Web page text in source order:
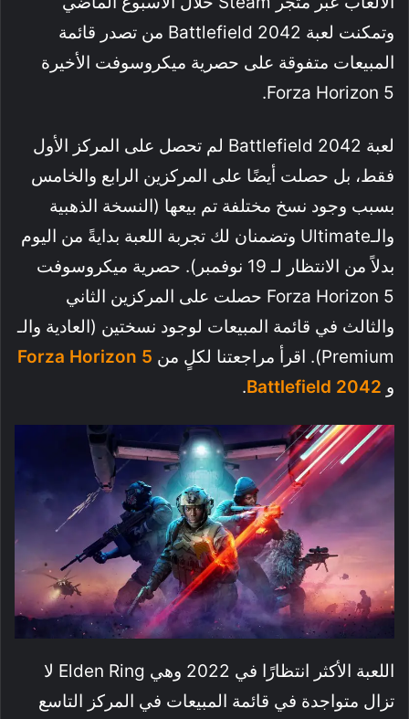
وتمكنت لعبة Battlefield 2042 من تصدر قائمة
المبيعات متفوقة على حصرية ميكروسوفت الأخيرة
Forza Horizon 5.
لعبة Battlefield 2042 لم تحصل على المركز الأول
فقط، بل حصلت أيضًا على المركزين الرابع والخامس
بسبب وجود نسخ مختلفة تم بيعها (النسخة الذهبية
والـUltimate وتضمنان لك تجربة اللعبة بدايةً من اليوم
بدلاً من الانتظار لـ 19 نوفمبر). حصرية ميكروسوفت
Forza Horizon 5 حصلت على المركزين الثاني
والثالث في قائمة المبيعات لوجود نسختين (العادية والـ
Premium). اقرأ مراجعتنا لكلٍ من
Forza Horizon 5
و
.
اللعبة الأكثر انتظارًا في 2022 وهي Elden Ring لا
تزال متواجدة في قائمة المبيعات في المركز التاسع